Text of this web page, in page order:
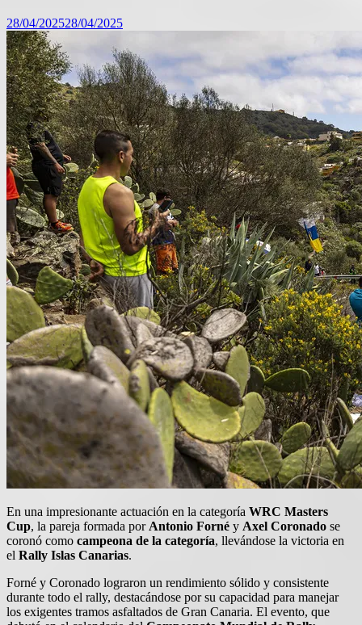
28/04/202528/04/2025
En una impresionante actuación en la categoría WRC Masters
Cup, la pareja formada por Antonio Forné y Axel Coronado se
coronó como campeona de la categoría, llevándose la victoria en
el Rally Islas Canarias.
Forné y Coronado lograron un rendimiento sólido y consistente
durante todo el rally, destacándose por su capacidad para manejar
los exigentes tramos asfaltados de Gran Canaria. El evento, que